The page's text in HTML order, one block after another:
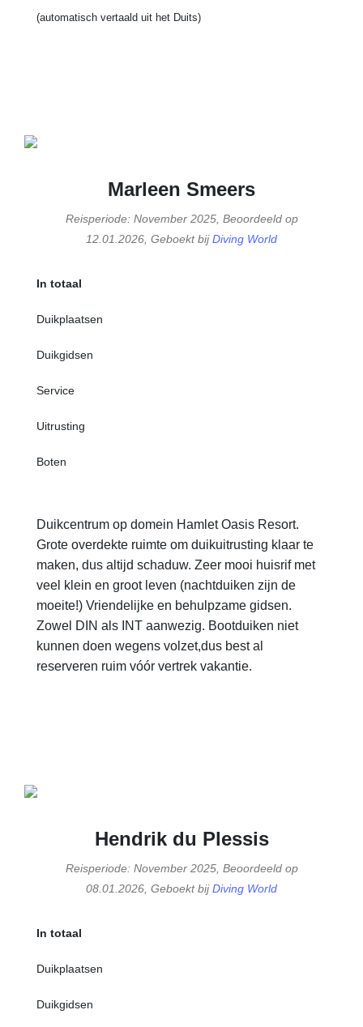
(automatisch vertaald uit het Duits)
Marleen Smeers
Reisperiode: November 2025, Beoordeeld op
12.01.2026, Geboekt bijDiving World
In totaal
Duikplaatsen
Duikgidsen
Service
Uitrusting
Boten
Duikcentrum op domein Hamlet Oasis Resort.
Grote overdekte ruimte om duikuitrusting klaar te
maken, dus altijd schaduw. Zeer mooi huisrif met
veel klein en groot leven (nachtduiken zijn de
moeite!) Vriendelijke en behulpzame gidsen.
Zowel DIN als INT aanwezig. Bootduiken niet
kunnen doen wegens volzet,dus best al
reserveren ruim vóór vertrek vakantie.
Hendrik du Plessis
Reisperiode: November 2025, Beoordeeld op
08.01.2026, Geboekt bijDiving World
In totaal
Duikplaatsen
Duikgidsen